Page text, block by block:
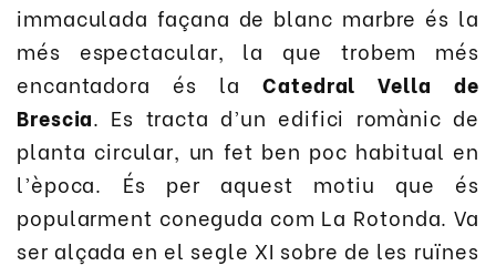
immaculada façana de blanc marbre és la
més espectacular, la que trobem més
encantadora és laCatedral Vella de
Brescia. Es tracta d’un edifici romànic de
planta circular, un fet ben poc habitual en
l’època. És per aquest motiu que és
popularment coneguda com La Rotonda. Va
ser alçada en el segle XI sobre de les ruïnes